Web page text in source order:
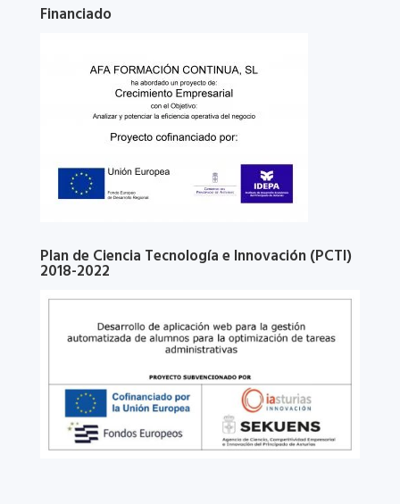
Financiado
Plan de Ciencia Tecnología e Innovación (PCTI)
2018-2022